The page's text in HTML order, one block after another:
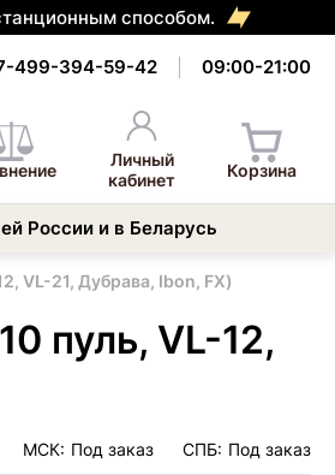
способом.
499-394-59-42 09:00-21:00
Личный
кабинет
Корзина
России и в Беларусь
VL-21, Дубрава, Ibon, FX)
пуль, VL-12,
МСК: Под заказ СПБ: Под заказ